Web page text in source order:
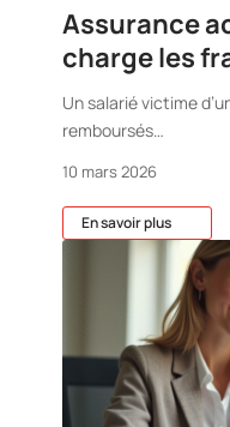
Assurance
charge les
Un salarié victime
remboursés…
10 mars 2026
En savoir plus